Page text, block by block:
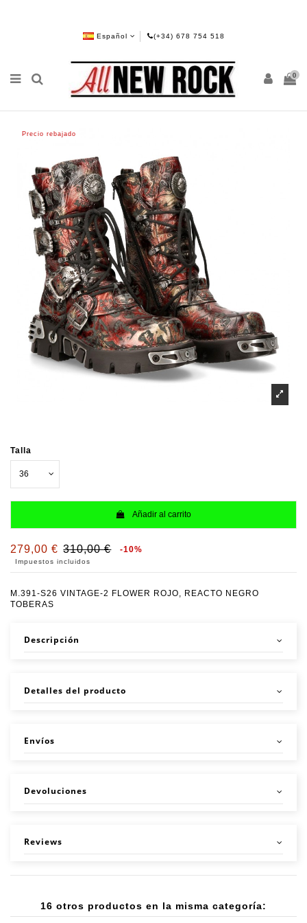
Español (+34) 678 754 518
0
Precio rebajado
Talla
Añadir al carrito
279,00 € 310,00 € -10%
Impuestos incluidos
M.391-S26 VINTAGE-2 FLOWER ROJO, REACTO NEGRO
TOBERAS
Descripción
Detalles del producto
Envíos
Devoluciones
Reviews
16 otros productos en la misma categoría: